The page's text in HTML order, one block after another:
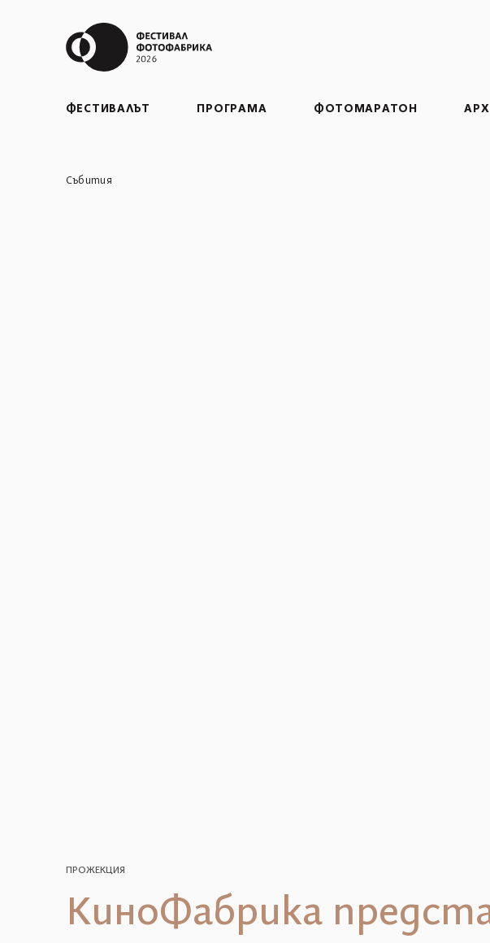
ФЕСТИВАЛЪТ ПРОГРАМА ФОТОМАРАТОН
Събития
ПРОЖЕКЦИЯ
КиноФабрика